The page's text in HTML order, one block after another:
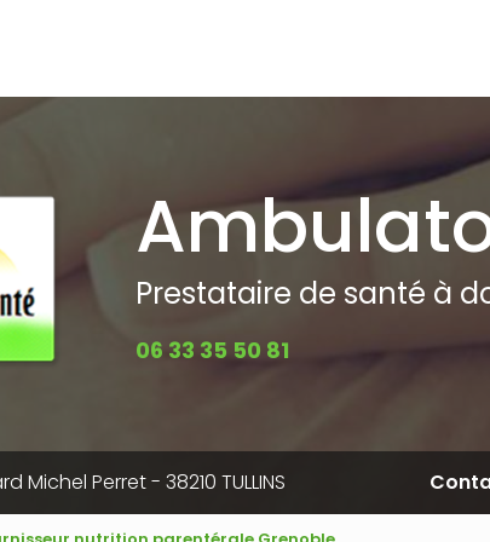
Prestataire de santé à
06 33 35 50 81
Michel Perret - 38210 TULLINS